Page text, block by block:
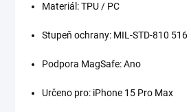
Materiál: TPU / PC
Stupeň ochrany: MIL-STD-810 516
Podpora MagSafe: Ano
Určeno pro: iPhone 15 Pro Max